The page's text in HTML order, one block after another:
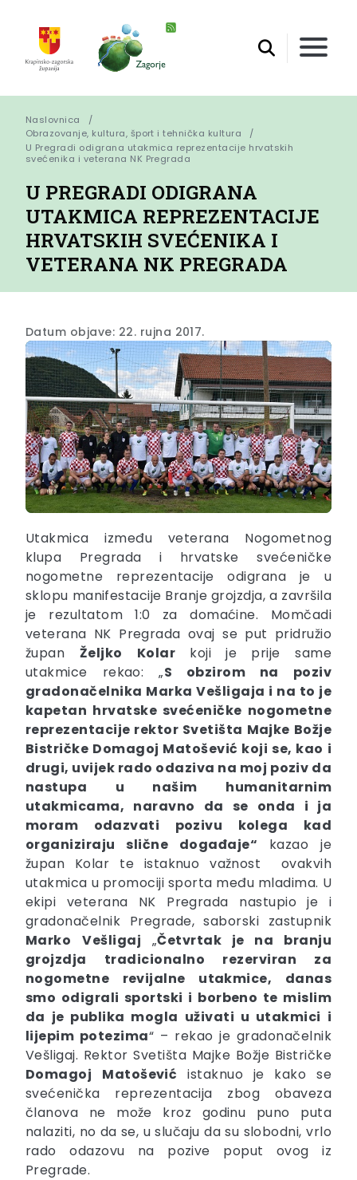
Naslovnica
Obrazovanje, kultura, šport i tehnička kultura
U Pregradi odigrana utakmica reprezentacije hrvatskih
svećenika i veterana NK Pregrada
U PREGRADI ODIGRANA
UTAKMICA REPREZENTACIJE
HRVATSKIH SVEĆENIKA I
VETERANA NK PREGRADA
Datum objave: 22. rujna 2017.
Utakmica između veterana Nogometnog
klupa Pregrada i hrvatske svećeničke
nogometne reprezentacije odigrana je u
sklopu manifestacije Branje grojzdja, a završila
je rezultatom 1:0 za domaćine. Momčadi
veterana NK Pregrada ovaj se put pridružio
župan Željko Kolar koji je prije same
utakmice rekao: „S obzirom na poziv
gradonačelnika Marka Vešligaja i na to je
kapetan hrvatske svećeničke nogometne
reprezentacije rektor Svetišta Majke Božje
Bistričke Domagoj Matošević koji se, kao i
drugi, uvijek rado odaziva na moj poziv da
nastupa u našim humanitarnim
utakmicama, naravno da se onda i ja
moram odazvati pozivu kolega kad
organiziraju slične događaje“ kazao je
župan Kolar te istaknuo važnost ovakvih
utakmica u promociji sporta među mladima. U
ekipi veterana NK Pregrada nastupio je i
gradonačelnik Pregrade, saborski zastupnik
Marko
Vešligaj „Četvrtak je na branju
grojzdja tradicionalno rezerviran za
nogometne revijalne utakmice, danas
smo odigrali sportski i borbeno te mislim
da je publika mogla uživati u utakmici i
lijepim potezima“ – rekao je gradonačelnik
Vešligaj. Rektor Svetišta Majke Božje Bistričke
Domagoj
Matošević istaknuo je kako se
svećenička reprezentacija zbog obaveza
članova ne može kroz godinu puno puta
nalaziti, no da se, u slučaju da su slobodni, vrlo
rado odazovu na pozive poput ovog iz
Pregrade.